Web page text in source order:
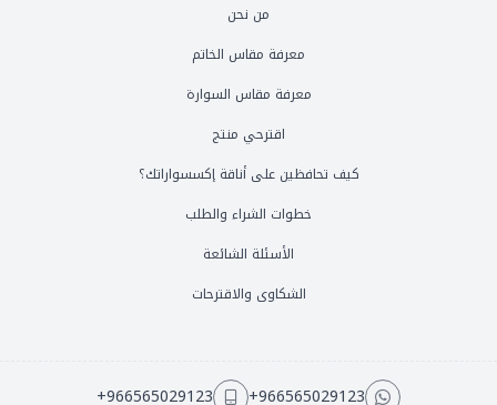
من نحن
معرفة مقاس الخاتم
معرفة مقاس السوارة
اقترحي منتج
كيف تحافظين على أناقة إكسسواراتك؟
خطوات الشراء والطلب
الأسئلة الشائعة
الشكاوى والاقترحات
+966565029123
+966565029123